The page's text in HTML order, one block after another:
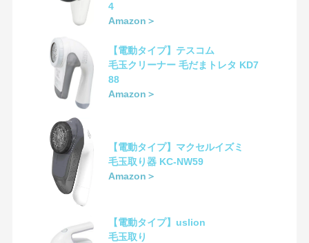
4
Amazon＞
【電動タイプ】テスコム
毛玉クリーナー 毛だまトレタ KD7
88
Amazon＞
【電動タイプ】マクセルイズミ
毛玉取り器 KC-NW59
Amazon＞
【電動タイプ】uslion
毛玉取り